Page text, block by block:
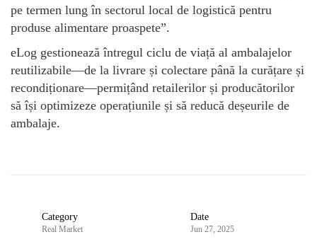
pe termen lung în sectorul local de logistică pentru
produse alimentare proaspete”.
eLog gestionează întregul ciclu de viață al ambalajelor
reutilizabile—de la livrare și colectare până la curățare și
recondiționare—permițând retailerilor și producătorilor
să își optimizeze operațiunile și să reducă deșeurile de
ambalaje.
Category
Real Market
Date
Jun 27, 2025